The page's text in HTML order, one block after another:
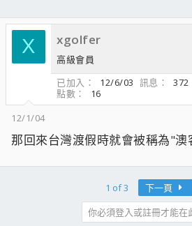
X xgolfer
高級會員
已加入
12/6/03 訊息 372
點數
16
12/1/04
那回來台灣渡假時就會被稱為"澳
1 of 3 下一頁
你必須登入或註冊才能在